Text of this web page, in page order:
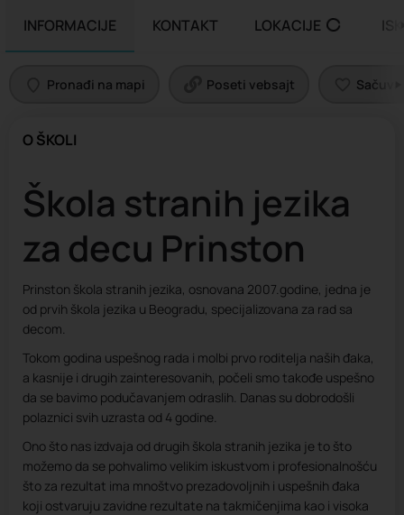
INFORMACIJE KONTAKT LOKACIJE
Pronađi na mapi Poseti vebsajt
O ŠKOLI
Škola stranih jezika
za decu Prinston
Prinston škola stranih jezika, osnovana 2007.godine, jedna je
od prvih škola jezika u Beogradu, specijalizovana za rad sa
decom.
Tokom godina uspešnog rada i molbi prvo roditelja naših đaka,
a kasnije i drugih zainteresovanih, počeli smo takođe uspešno
da se bavimo podučavanjem odraslih. Danas su dobrodošli
polaznici svih uzrasta od 4 godine.
Ono što nas izdvaja od drugih škola stranih jezika je to što
možemo da se pohvalimo velikim iskustvom i profesionalnošću
što za rezultat ima mnoštvo prezadovoljnih i uspešnih đaka
koji ostvaruju zavidne rezultate na takmičenjima kao i visoka